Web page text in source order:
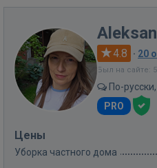
4.8 · 20
Был на сайте:
По-
PRO
Цены
Уборка частного дома